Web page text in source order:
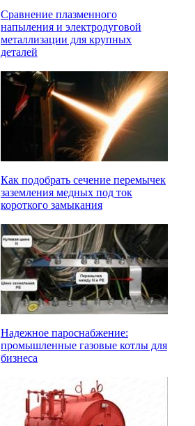
Сравнение плазменного
напыления и электродуговой
металлизации для крупных
деталей
Как подобрать сечение перемычек
заземления медных под ток
короткого замыкания
Надежное пароснабжение:
промышленные газовые котлы для
бизнеса